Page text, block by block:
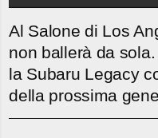
Al Salone di Los
non ballerà da
la Subaru Legacy
della prossima